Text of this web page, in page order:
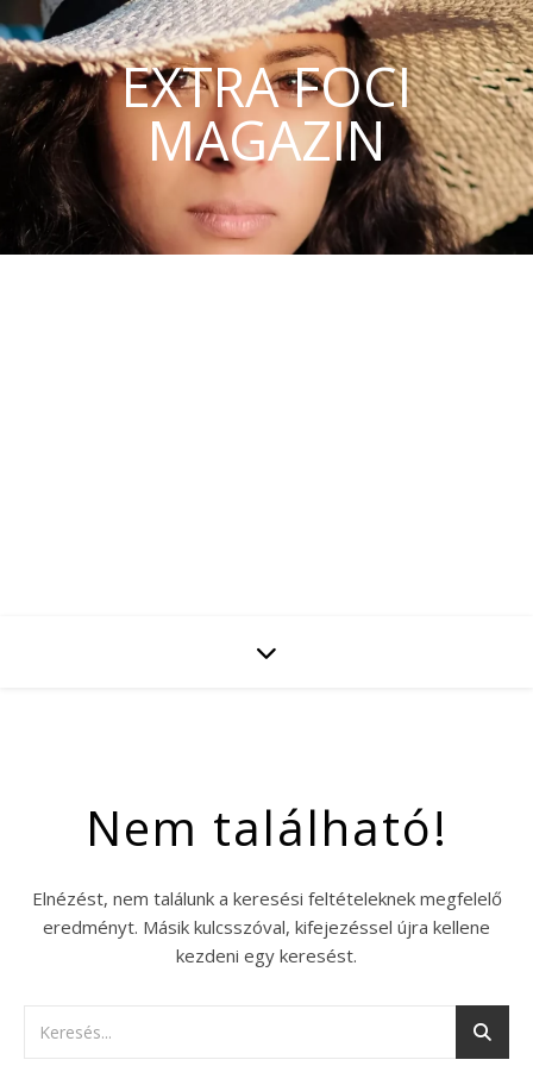
EXTRA FOCI
MAGAZIN
Nem található!
Elnézést, nem találunk a keresési feltételeknek megfelelő
eredményt. Másik kulcsszóval, kifejezéssel újra kellene
kezdeni egy keresést.